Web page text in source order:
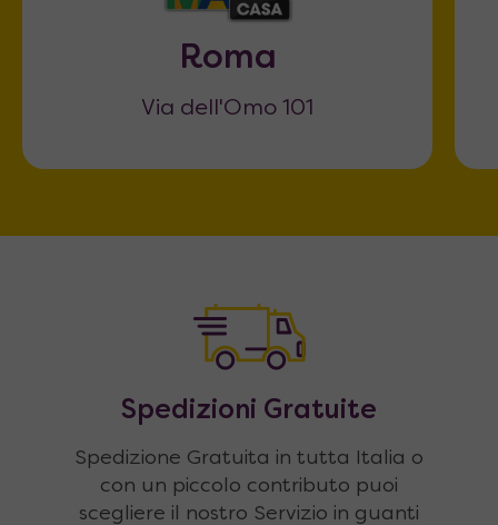
Roma
Via dell'Omo 101
Spedizioni Gratuite
Spedizione Gratuita in tutta Italia o
con un piccolo contributo puoi
scegliere il nostro Servizio in guanti